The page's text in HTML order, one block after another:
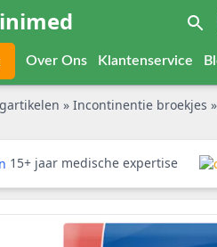
Over Ons Klantenservice
» Incontinentie broekjes »
15+ jaar medische expertise